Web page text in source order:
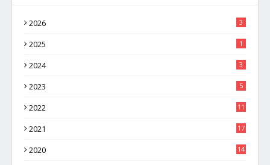
2026 3
2025 1
2024 3
2023 5
2022 11
2021 17
2020 14